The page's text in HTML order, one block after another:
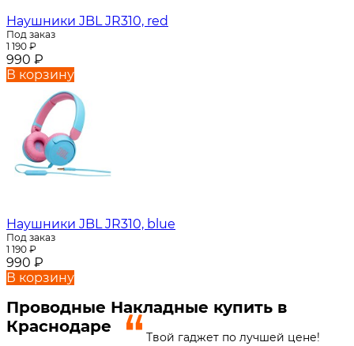
Наушники JBL JR310, red
Под заказ
1 190 ₽
990 ₽
В корзину
Наушники JBL JR310, blue
Под заказ
1 190 ₽
990 ₽
В корзину
Проводные Накладные купить в
Краснодаре
Твой гаджет по лучшей цене!